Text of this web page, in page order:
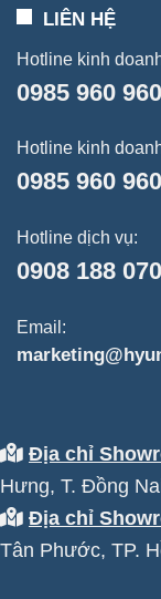
LIÊN HỆ
Hotline kinh
0985 960 960
Hotline kinh
0985 960 960
Hotline dịch vụ:
0908 188 070
Email:
Địa chỉ
Hưng, T. Đồng
Địa chỉ
Tân Phước, TP.